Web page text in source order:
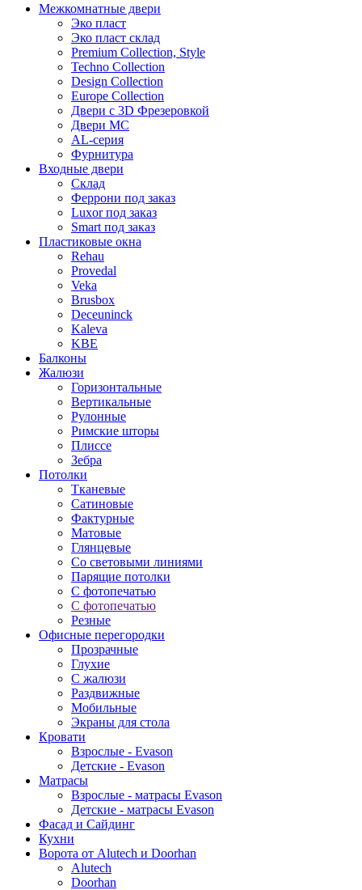
Межкомнатные двери
Эко пласт
Эко пласт склад
Premium Collection, Style
Techno Collection
Design Collection
Europe Collection
Двери с 3D Фрезеровкой
Двери МС
AL-серия
Фурнитура
Входные двери
Склад
Феррони под заказ
Luxor под заказ
Smart под заказ
Пластиковые окна
Rehau
Provedal
Veka
Brusbox
Deceuninck
Kaleva
KBE
Балконы
Жалюзи
Горизонтальные
Вертикальные
Рулонные
Римские шторы
Плиссе
Зебра
Потолки
Тканевые
Сатиновые
Фактурные
Матовые
Глянцевые
Со световыми линиями
Парящие потолки
С фотопечатью
С фотопечатью
Резные
Офисные перегородки
Прозрачные
Глухие
С жалюзи
Раздвижные
Мобильные
Экраны для стола
Кровати
Взрослые - Evason
Детские - Evason
Матрасы
Взрослые - матрасы Evason
Детские - матрасы Evason
Фасад и Сайдинг
Кухни
Ворота от Alutech и Doorhan
Alutech
Doorhan